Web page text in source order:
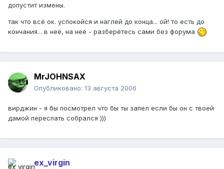
допустит измены.
так что всё ок. успокойся и наглей до конца... ой! то есть до
кончания... в неё, на неё - разберётесь сами без форума
MrJOHNSAX
Опубликовано: 13 августа 2006
вирджин - я бы посмотрел что бы ты запел если бы он с твоей
дамой переспать собрался )))
ex_virgin